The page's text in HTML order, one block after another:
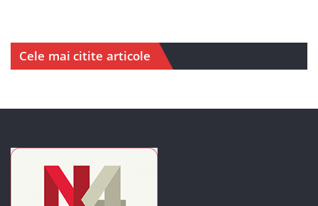
Cele mai citite articole